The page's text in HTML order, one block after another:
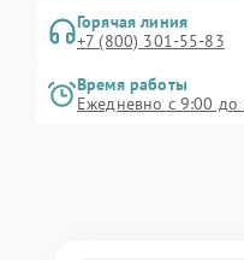
Горячая линия
+7 (800) 301-55-83
Время работы
Ежедневно с 9:00 до